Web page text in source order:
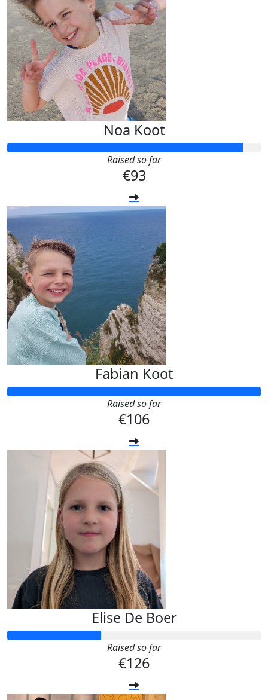
Noa Koot
Raised so far
€93
Fabian Koot
Raised so far
€106
Elise De Boer
Raised so far
€126